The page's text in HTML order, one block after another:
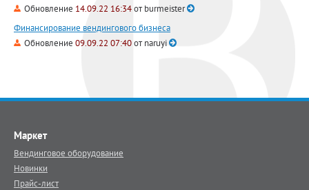
Обновление 14.09.22 16:34отburmeister
Финансирование вендингового бизнеса
Обновление 09.09.22 07:40отnaruyi
Маркет
Вендинговое оборудование
Новинки
Прайс-лист